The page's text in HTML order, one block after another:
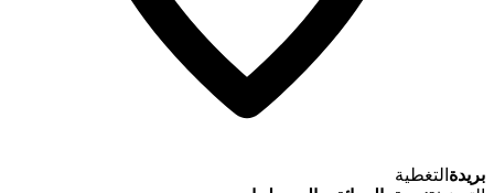
بريدة التغطية